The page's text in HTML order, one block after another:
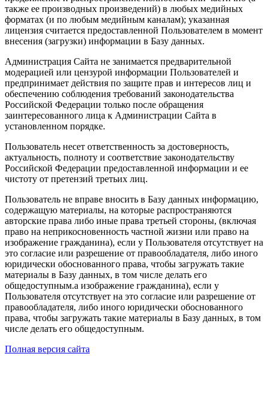
также ее производных произведений) в любых медийных
форматах (и по любым медийным каналам); указанная
лицензия считается предоставленной Пользователем в момент
внесения (загрузки) информации в Базу данных.
Администрация Сайта не занимается предварительной
модерацией или цензурой информации Пользователей и
предпринимает действия по защите прав и интересов лиц и
обеспечению соблюдения требований законодательства
Российской Федерации только после обращения
заинтересованного лица к Администрации Сайта в
установленном порядке.
Пользователь несет ответственность за достоверность,
актуальность, полноту и соответствие законодательству
Российской Федерации предоставленной информации и ее
чистоту от претензий третьих лиц.
Пользователь не вправе вносить в Базу данных информацию,
содержащую материалы, на которые распространяются
авторские права либо иные права третьей стороны, (включая
право на неприкосновенность частной жизни или право на
изображение гражданина), если у Пользователя отсутствует на
это согласие или разрешение от правообладателя, либо иного
юридически обоснованного права, чтобы загружать такие
материалы в Базу данных, в том числе делать его
общедоступным.а изображение гражданина), если у
Пользователя отсутствует на это согласие или разрешение от
правообладателя, либо иного юридически обоснованного
права, чтобы загружать такие материалы в Базу данных, в том
числе делать его общедоступным.
Полная версия сайта